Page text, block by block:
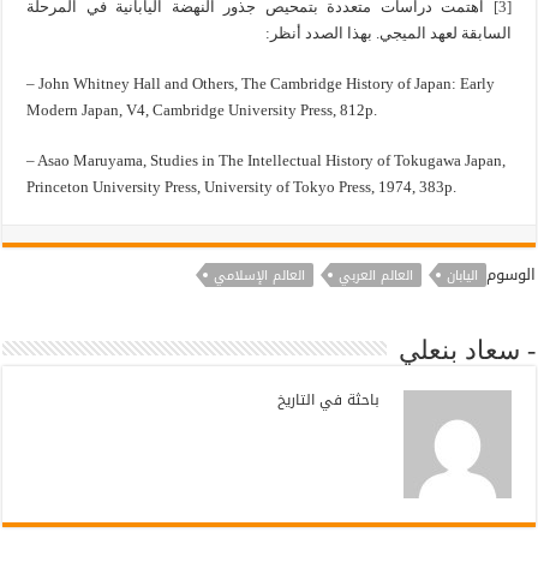
[3]
اهتمت دراسات متعددة بتمحيص جذور النهضة اليابانية في المرحلة
السابقة لعهد الميجي. بهذا الصدد أنظر:
– John Whitney Hall and Others, The Cambridge History of Japan: Early
Modern Japan, V4, Cambridge University Press, 812p.
– Asao Maruyama, Studies in The Intellectual History of Tokugawa Japan,
Princeton University Press, University of Tokyo Press, 1974, 383p.
الوسوم اليابان العالم العربي العالم الإسلامي
- سعاد بنعلي
باحثة في التاريخ